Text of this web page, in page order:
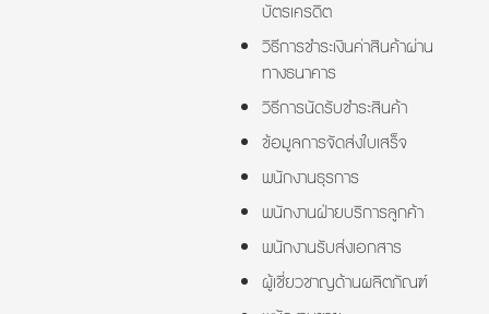
บัตรเครดิต
วิธีการชำระเงินค่าสินค้าผ่าน
ทางธนาคาร
วิธีการนัดรับชำระสินค้า
ข้อมูลการจัดส่งใบเสร็จ
พนักงานธุรการ
พนักงานฝ่ายบริการลูกค้า
พนักงานรับส่งเอกสาร
ผู้เชี่ยวชาญด้านผลิตภัณฑ์